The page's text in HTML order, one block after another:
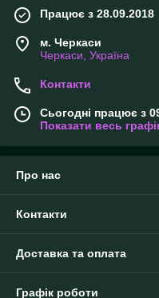
Працює з 28.09.2018
м. Черкаси
Черкаси, Україна
Контакти
Сьогодні працює з
Показати весь
Про нас
Контакти
Доставка та оплата
Графік роботи